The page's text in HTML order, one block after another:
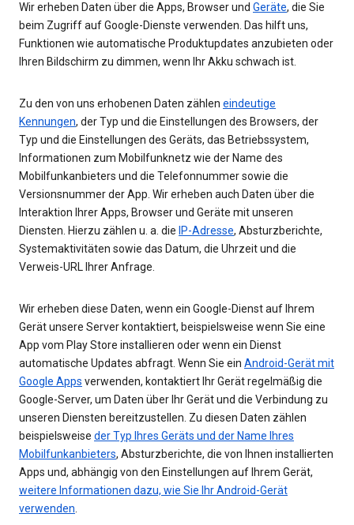
Wir erheben Daten über die Apps, Browser und Geräte, die Sie
beim Zugriff auf Google-Dienste verwenden. Das hilft uns,
Funktionen wie automatische Produktupdates anzubieten oder
Ihren Bildschirm zu dimmen, wenn Ihr Akku schwach ist.
Zu den von uns erhobenen Daten zählen eindeutige
Kennungen, der Typ und die Einstellungen des Browsers, der
Typ und die Einstellungen des Geräts, das Betriebssystem,
Informationen zum Mobilfunknetz wie der Name des
Mobilfunkanbieters und die Telefonnummer sowie die
Versionsnummer der App. Wir erheben auch Daten über die
Interaktion Ihrer Apps, Browser und Geräte mit unseren
Diensten. Hierzu zählen u. a. die IP-Adresse, Absturzberichte,
Systemaktivitäten sowie das Datum, die Uhrzeit und die
Verweis-URL Ihrer Anfrage.
Wir erheben diese Daten, wenn ein Google-Dienst auf Ihrem
Gerät unsere Server kontaktiert, beispielsweise wenn Sie eine
App vom Play Store installieren oder wenn ein Dienst
automatische Updates abfragt. Wenn Sie ein Android-Gerät mit
Google Apps verwenden, kontaktiert Ihr Gerät regelmäßig die
Google-Server, um Daten über Ihr Gerät und die Verbindung zu
unseren Diensten bereitzustellen. Zu diesen Daten zählen
beispielsweise der Typ Ihres Geräts und der Name Ihres
Mobilfunkanbieters, Absturzberichte, die von Ihnen installierten
Apps und, abhängig von den Einstellungen auf Ihrem Gerät,
weitere Informationen dazu, wie Sie Ihr Android-Gerät
verwenden.